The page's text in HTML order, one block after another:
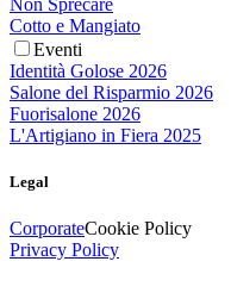
Cotto e Mangiato
Eventi
Identità Golose 2026
Salone del Risparmio 2026
Fuorisalone 2026
L'Artigiano in Fiera 2025
Legal
CorporateCookie Policy
Privacy Policy